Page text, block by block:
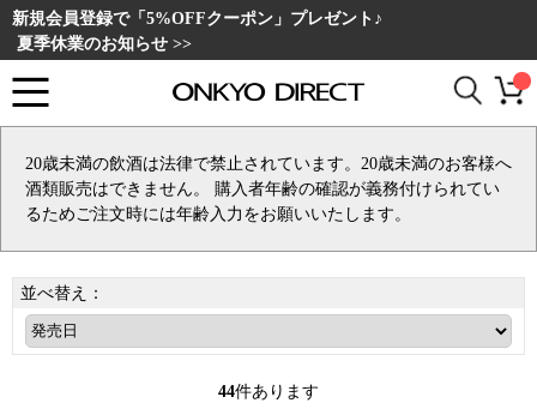
新規会員登録で「5%OFFクーポン」プレゼント♪
夏季休業のお知らせ >>
20歳未満の飲酒は法律で禁止されています。20歳未満のお客様へ
酒類販売はできません。 購入者年齢の確認が義務付けられてい
るためご注文時には年齢入力をお願いいたします。
並べ替え：
44件あります